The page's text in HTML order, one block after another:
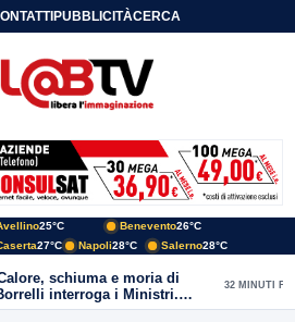
PUBBLICITÀCERCA
25°C Benevento26°C
27°C Napoli28°C Salerno28°C
schiuma e moria di
interroga i Ministri.
paga l’assenza del
32 MINUTI FA